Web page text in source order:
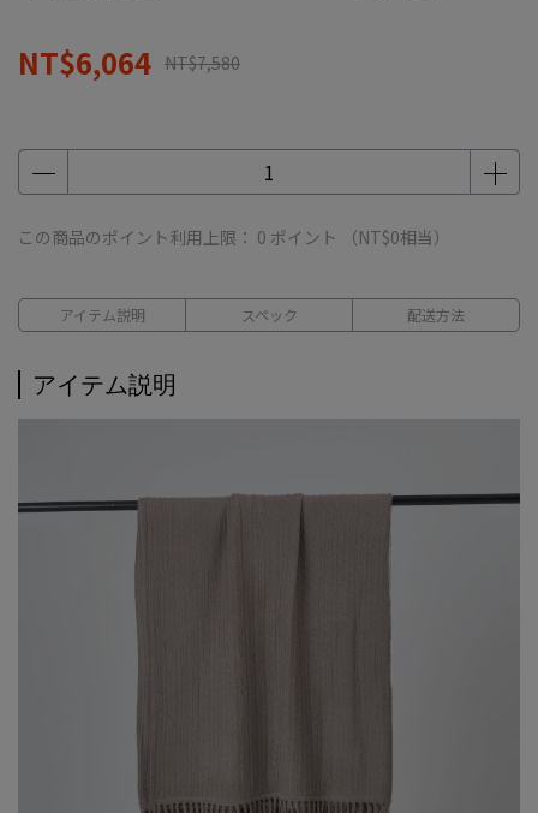
NT$6,064 NT$7,580
この商品のポイント利用上限： 0 ポイント （NT$0相当）
アイテム説明 スペック 配送方法
アイテム説明